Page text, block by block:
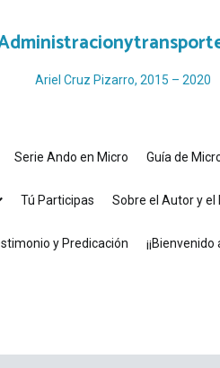
Ariel Cruz Pizarro, 2015 – 2020
Serie Ando en Micro Guía de
Tú Participas Sobre el Autor y el
y Predicación ¡¡Bienvenido